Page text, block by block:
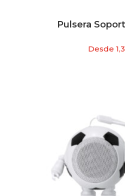
Pulsera
Desde